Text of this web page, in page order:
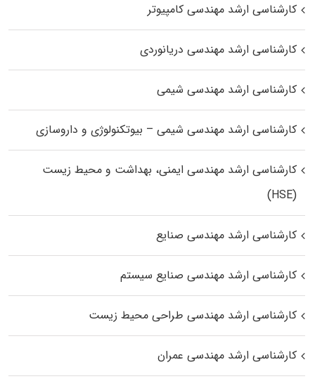
کارشناسی ارشد مهندسی کامپیوتر
کارشناسی ارشد مهندسی دریانوردی
کارشناسی ارشد مهندسی شیمی
کارشناسی ارشد مهندسی شیمی – بیوتکنولوژی و داروسازی
کارشناسی ارشد مهندسی ایمنی، بهداشت و محیط زیست
(HSE)
کارشناسی ارشد مهندسی صنایع
کارشناسی ارشد مهندسی صنایع سیستم
کارشناسی ارشد مهندسی طراحی محیط زیست
کارشناسی ارشد مهندسی عمران